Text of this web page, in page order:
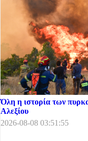
Όλη η ιστορία των
Αλεξίου
2026-08-08 03:51:55